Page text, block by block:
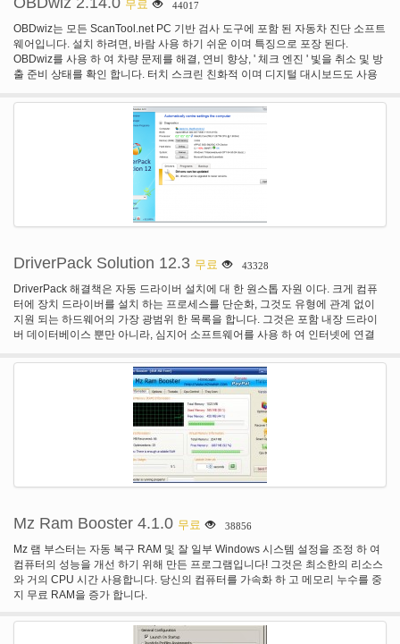
무료 44017
OBDwiz는 모든 ScanTool.net PC 기반 검사 도구에 포함 된 자동차 진단 소프트
웨어입니다. 설치 하려면, 바람 사용 하기 쉬운 이며 특징으로 포장 된다.
OBDwiz를 사용 하 여 차량 문제를 해결, 연비 향상, ' 체크 엔진 ' 빛을 취소 및 방
출 준비 상태를 확인 합니다. 터치 스크린 친화적 이며 디지털 대시보드도 사용
DriverPack Solution 12.3 무료 43328
DriverPack 해결책은 자동 드라이버 설치에 대 한 원스톱 자원 이다. 크게 컴퓨
터에 장치 드라이버를 설치 하는 프로세스를 단순화, 그것도 유형에 관계 없이
지원 되는 하드웨어의 가장 광범위 한 목록을 합니다. 그것은 포함 내장 드라이
버 데이터베이스 뿐만 아니라, 심지어 소프트웨어를 사용 하 여 인터넷에 연결
Windows XP에서 일부 터 지원합니다.
Mz Ram Booster 4.1.0 무료 38856
Mz 램 부스터는 자동 복구 RAM 및 잘 일부 Windows 시스템 설정을 조정 하 여
컴퓨터의 성능을 개선 하기 위해 만든 프로그램입니다! 그것은 최소한의 리소스
와 거의 CPU 시간 사용합니다. 당신의 컴퓨터를 가속화 하 고 메모리 누수를 중
지 무료 RAM을 증가 합니다.